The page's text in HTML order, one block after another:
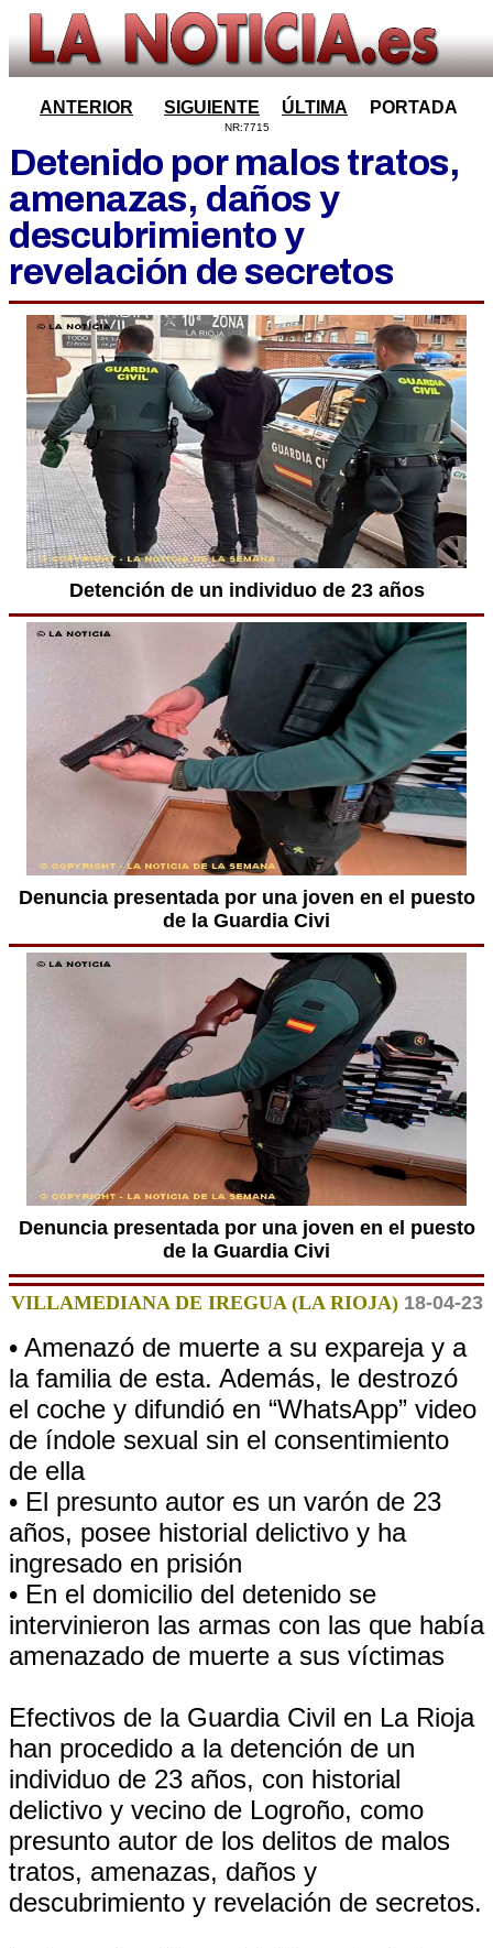
ANTERIOR SIGUIENTE ÚLTIMA PORTADA
NR:7715
Detenido por malos tratos,
amenazas, daños y
descubrimiento y
revelación de secretos
Detención de un individuo de 23 años
Denuncia presentada por una joven en el puesto
de la Guardia Civi
Denuncia presentada por una joven en el puesto
de la Guardia Civi
VILLAMEDIANA DE IREGUA (LA RIOJA) 18-04-23
• Amenazó de muerte a su expareja y a
la familia de esta. Además, le destrozó
el coche y difundió en “WhatsApp” video
de índole sexual sin el consentimiento
de ella
• El presunto autor es un varón de 23
años, posee historial delictivo y ha
ingresado en prisión
• En el domicilio del detenido se
intervinieron las armas con las que había
amenazado de muerte a sus víctimas
Efectivos de la Guardia Civil en La Rioja
han procedido a la detención de un
individuo de 23 años, con historial
delictivo y vecino de Logroño, como
presunto autor de los delitos de malos
tratos, amenazas, daños y
descubrimiento y revelación de secretos.